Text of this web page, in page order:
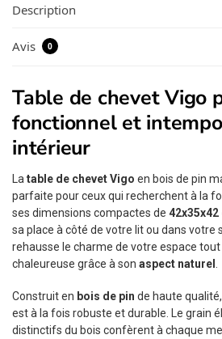
Description
Avis 0
Table de chevet Vigo
fonctionnel et
intérieur
La table de chevet Vigo en bois de pin
parfaite pour ceux qui recherchent à la
ses dimensions compactes de 42x35x42
sa place à côté de votre lit ou dans votre
rehausse le charme de votre espace
chaleureuse grâce à son aspect naturel
Construit en bois de pin de haute
est à la fois robuste et durable. Le grain
distinctifs du bois confèrent à chaque